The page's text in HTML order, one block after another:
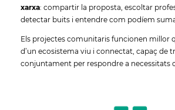
xarxa: compartir la proposta, escoltar
detectar buits i entendre com podíem
Els projectes comunitaris funcionen millor
d’un ecosistema viu i connectat, capaç de
conjuntament per respondre a necessitats